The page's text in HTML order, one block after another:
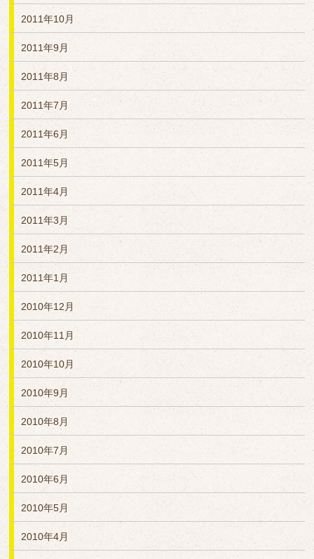
2011年10月
2011年9月
2011年8月
2011年7月
2011年6月
2011年5月
2011年4月
2011年3月
2011年2月
2011年1月
2010年12月
2010年11月
2010年10月
2010年9月
2010年8月
2010年7月
2010年6月
2010年5月
2010年4月